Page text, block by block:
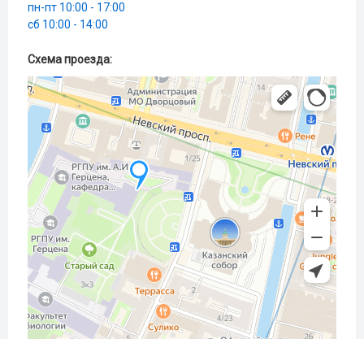
пн-пт 10:00 - 17:00
сб 10:00 - 14:00
Схема проезда: